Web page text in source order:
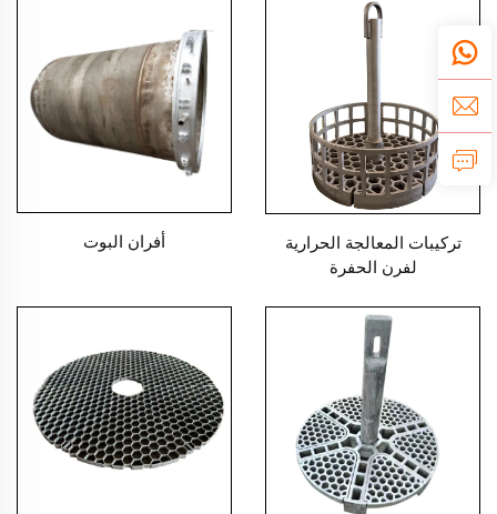
تركيبات المعالجة الحرارية
لفرن الحفرة
أفران البوت